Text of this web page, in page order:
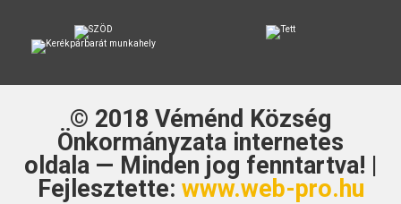
© 2018 Véménd Község
Önkormányzata internetes
oldala — Minden jog fenntartva! |
Fejlesztette: www.web-pro.hu